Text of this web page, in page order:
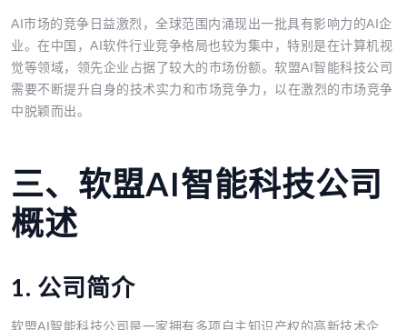
AI市场的竞争日益激烈，全球范围内涌现出一批具有影响力的AI企
业。在中国，AI软件行业竞争格局也较为集中，特别是在计算机视
觉等领域，领先企业占据了较大的市场份额。软盟AI智能科技公司
需要不断提升自身的技术实力和市场竞争力，以在激烈的市场竞争
中脱颖而出。
三、软盟AI智能科技公司
概述
1. 公司简介
软盟AI智能科技公司是一家拥有多项自主知识产权的高新技术企